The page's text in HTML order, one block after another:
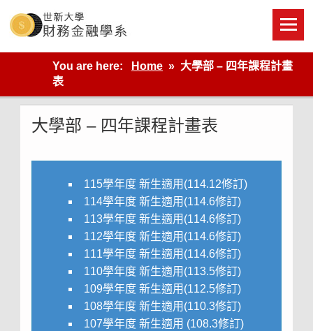
content
世新大學財金系網站
You are here:
Home
大學部 – 四年課程計畫
表
大學部 – 四年課程計畫表
115學年度 新生適用(114.12修訂)
114學年度 新生適用(114.6修訂)
113學年度 新生適用(114.6修訂)
112學年度 新生適用(114.6修訂)
111學年度 新生適用(114.6修訂)
110學年度 新生適用(113.5修訂)
109學年度 新生適用(112.5修訂)
108學年度 新生適用(110.3修訂)
107學年度 新生適用 (108.3修訂)